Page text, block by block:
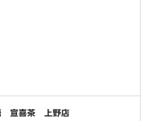
宣喜茶 上野店